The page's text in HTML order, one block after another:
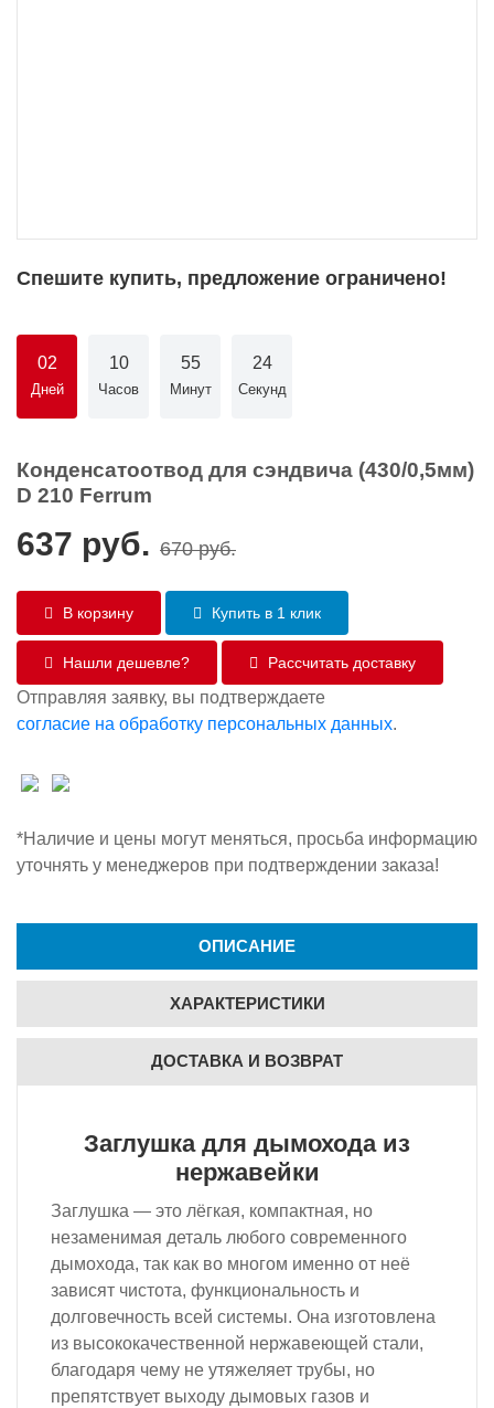
Спешите купить, предложение ограничено!
02
Дней
10
Часов
55
Минут
24
Секунд
Конденсатоотвод для сэндвича (430/0,5мм)
D 210 Ferrum
637 руб. 670 руб.
В корзину Купить в 1 клик
Нашли дешевле? Рассчитать доставку
Отправляя заявку, вы подтверждаете
согласие на обработку персональных данных.
*Наличие и цены могут меняться, просьба информацию
уточнять у менеджеров при подтверждении заказа!
ОПИСАНИЕ
ХАРАКТЕРИСТИКИ
ДОСТАВКА И ВОЗВРАТ
Заглушка для дымохода из
нержавейки
Заглушка — это лёгкая, компактная, но
незаменимая деталь любого современного
дымохода, так как во многом именно от неё
зависят чистота, функциональность и
долговечность всей системы. Она изготовлена
из высококачественной нержавеющей стали,
благодаря чему не утяжеляет трубы, но
препятствует выходу дымовых газов и